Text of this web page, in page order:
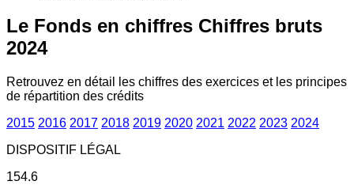
Le Fonds en chiffres Chiffres bruts
2024
Retrouvez en détail les chiffres des exercices et les principes
de répartition des crédits
2015 2016 2017 2018 2019 2020 2021 2022 2023 2024
DISPOSITIF LÉGAL
154.6